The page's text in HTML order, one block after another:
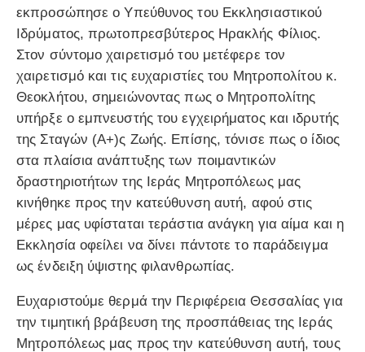
εκπροσώπησε ο Υπεύθυνος του Εκκλησιαστικού
Ιδρύματος, πρωτοπρεσβύτερος Ηρακλής Φίλιος.
Στον σύντομο χαιρετισμό του μετέφερε τον
χαιρετισμό και τις ευχαριστίες του Μητροπολίτου κ.
Θεοκλήτου, σημειώνοντας πως ο Μητροπολίτης
υπήρξε ο εμπνευστής του εγχειρήματος και ιδρυτής
της Σταγών (Α+)ς Ζωής. Επίσης, τόνισε πως ο ίδιος
στα πλαίσια ανάπτυξης των ποιμαντικών
δραστηριοτήτων της Ιεράς Μητροπόλεως μας
κινήθηκε προς την κατεύθυνση αυτή, αφού στις
μέρες μας υφίσταται τεράστια ανάγκη για αίμα και η
Εκκλησία οφείλει να δίνει πάντοτε το παράδειγμα
ως ένδειξη ύψιστης φιλανθρωπίας.
Ευχαριστούμε θερμά την Περιφέρεια Θεσσαλίας για
την τιμητική βράβευση της προσπάθειας της Ιεράς
Μητροπόλεως μας προς την κατεύθυνση αυτή, τους